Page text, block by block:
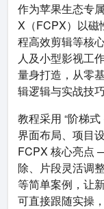
作为苹果生态专
X（FCPX）以磁
程高效剪辑等核
人及小型影视工
量身打造，从零
辑逻辑与实战技
教程采用 “阶梯
界面布局、项目
FCPX 核心亮点
除、片段灵活调
等简单案例，让
可直接跟随实操